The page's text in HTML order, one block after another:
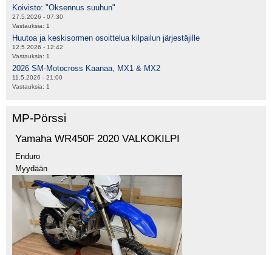
Koivisto: "Oksennus suuhun"
27.5.2026 - 07:30
Vastauksia: 1
Huutoa ja keskisormen osoittelua kilpailun järjestäjille
12.5.2026 - 12:42
Vastauksia: 1
2026 SM-Motocross Kaanaa, MX1 & MX2
11.5.2026 - 21:00
Vastauksia: 1
MP-Pörssi
Yamaha WR450F 2020 VALKOKILPI
Enduro
Myydään